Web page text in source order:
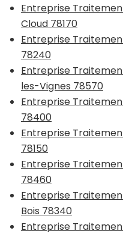
Entreprise
Cloud 78170
Entreprise
78240
Entreprise
les-Vignes 78570
Entreprise
78400
Entreprise
78150
Entreprise
78460
Entreprise
Bois 78340
Entreprise